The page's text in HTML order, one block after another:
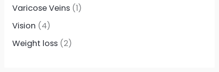
Varicose Veins (1)
Vision (4)
Weight loss (2)